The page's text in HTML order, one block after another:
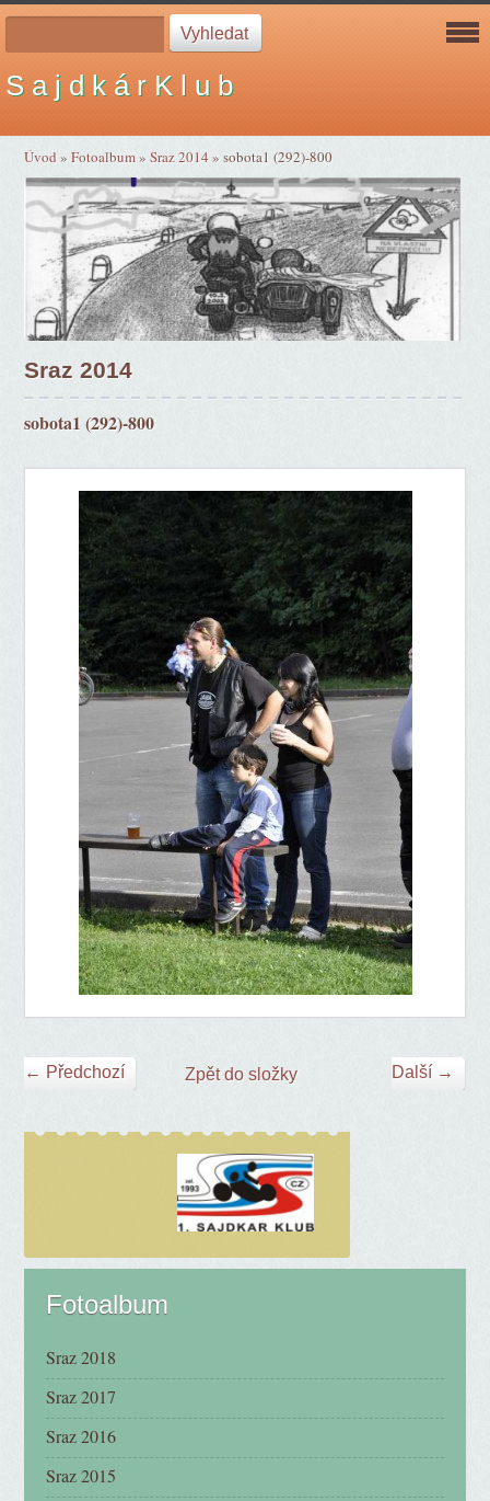
S a j d k á r K l u b
Úvod »Fotoalbum»Sraz 2014»sobota1 (292)-800
Sraz 2014
sobota1 (292)-800
← Předchozí Další →
Zpět do složky
Fotoalbum
Sraz 2018
Sraz 2017
Sraz 2016
Sraz 2015